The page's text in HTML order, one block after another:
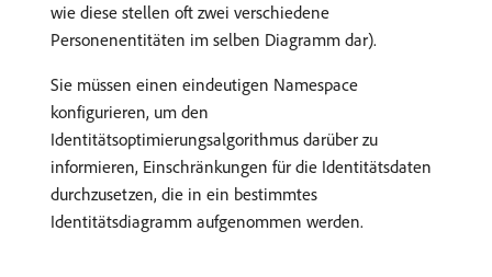
wie diese stellen oft zwei verschiedene
Personenentitäten im selben Diagramm dar).
Sie müssen einen eindeutigen Namespace
konfigurieren, um den
Identitätsoptimierungsalgorithmus darüber zu
informieren, Einschränkungen für die Identitätsdaten
durchzusetzen, die in ein bestimmtes
Identitätsdiagramm aufgenommen werden.